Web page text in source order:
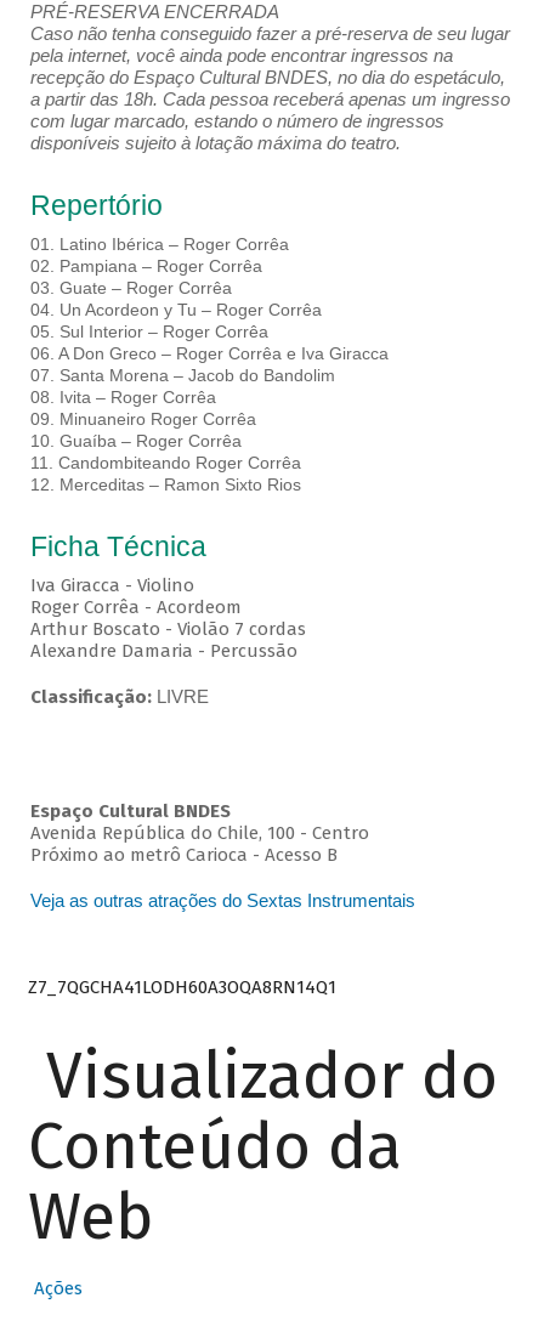
PRÉ-RESERVA ENCERRADA
Caso não tenha conseguido fazer a pré-reserva de seu lugar
pela internet, você ainda pode encontrar ingressos na
recepção do Espaço Cultural BNDES, no dia do espetáculo,
a partir das 18h. Cada pessoa receberá apenas um ingresso
com lugar marcado, estando o número de ingressos
disponíveis sujeito à lotação máxima do teatro.
Repertório
01. Latino Ibérica – Roger Corrêa
02. Pampiana – Roger Corrêa
03. Guate – Roger Corrêa
04. Un Acordeon y Tu – Roger Corrêa
05. Sul Interior – Roger Corrêa
06. A Don Greco – Roger Corrêa e Iva Giracca
07. Santa Morena – Jacob do Bandolim
08. Ivita – Roger Corrêa
09. Minuaneiro Roger Corrêa
10. Guaíba – Roger Corrêa
11. Candombiteando Roger Corrêa
12. Merceditas – Ramon Sixto Rios
Ficha Técnica
Iva Giracca - Violino
Roger Corrêa - Acordeom
Arthur Boscato - Violão 7 cordas
Alexandre Damaria - Percussão
Classificação: LIVRE
Espaço Cultural BNDES
Avenida República do Chile, 100 - Centro
Próximo ao metrô Carioca - Acesso B
Veja as outras atrações do Sextas Instrumentais
Z7_7QGCHA41LODH60A3OQA8RN14Q1
Visualizador do
Conteúdo da
Web
Ações